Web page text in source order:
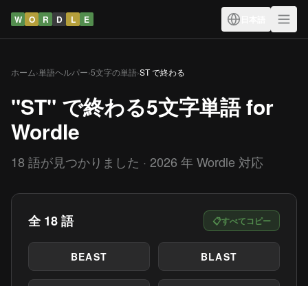
W O R D L E
ホーム›単語ヘルパー›5文字の単語›ST で終わる
"ST" で終わる5文字単語 for
Wordle
18 語が見つかりました · 2026 年 Wordle 対応
全 18 語 📋すべてコピー
BEAST BLAST